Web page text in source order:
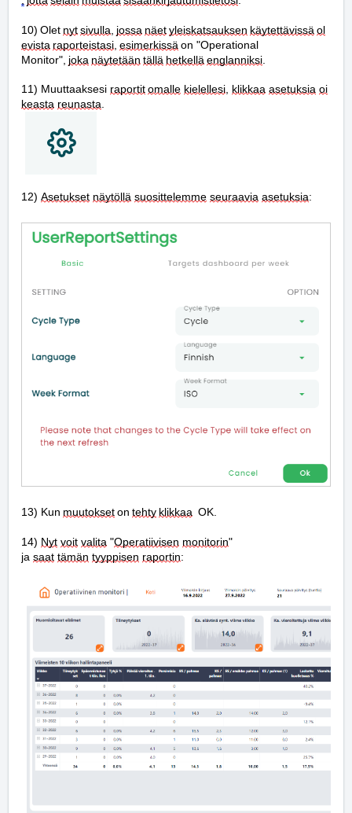
10) Olet nytsivulla jossa näetyleiskatsauksen käytettävissä ol
evista raporteistasi esimerkissä on "Operational
Monitor", joka näytetään tällä hetkellä englanniksi
11) Muuttaaksesi raportitomalle kielellesi klikkaa asetuksia oi
keasta reunasta
12) Asetukset näytöllä suosittelemme seuraavia asetuksia:
13) Kun muutokset on tehty klikkaa OK.
14) Nyt voit valita "Operatiivisen monitorin"
ja saat tämän tyyppisen raportin: